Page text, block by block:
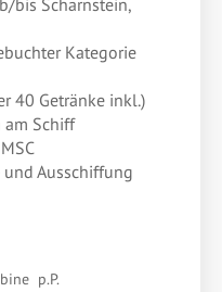
bis Scharnstein,
Kategorie
40 Getränke inkl.)
Schiff
Ausschiffung
p.P.